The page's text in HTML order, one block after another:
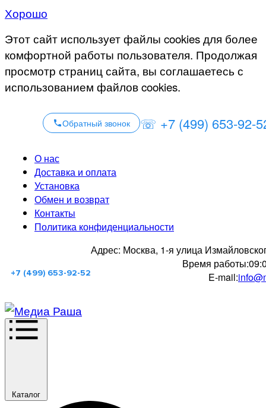
Хорошо
Этот сайт использует файлы cookies для более
комфортной работы пользователя. Продолжая
просмотр страниц сайта, вы соглашаетесь с
использованием файлов cookies.
Обратный звонок ☏ +7 (499) 653-92-
О нас
Доставка и оплата
Установка
Обмен и возврат
Контакты
Политика конфиденциальности
+7 (499) 653-92-52
Адрес: Москва, 1-я улица
Время работы:
E-mail:
Каталог